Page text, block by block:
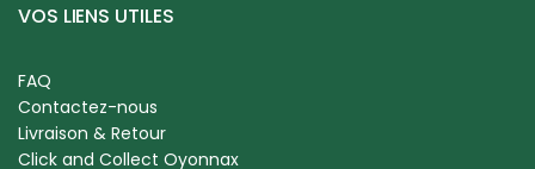
VOS LIENS UTILES
FAQ
Contactez-nous
Livraison & Retour
Click and Collect Oyonnax